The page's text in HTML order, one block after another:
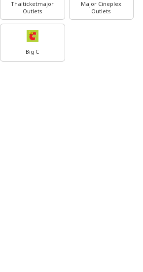
Thaiticketmajor
Outlets
Major Cineplex
Outlets
Big C